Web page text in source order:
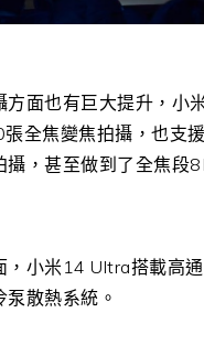
方面也有巨大提升，小
全焦變焦拍攝，也支
攝，甚至做到了全焦段
，小米14 Ultra搭載高
散熱系統。